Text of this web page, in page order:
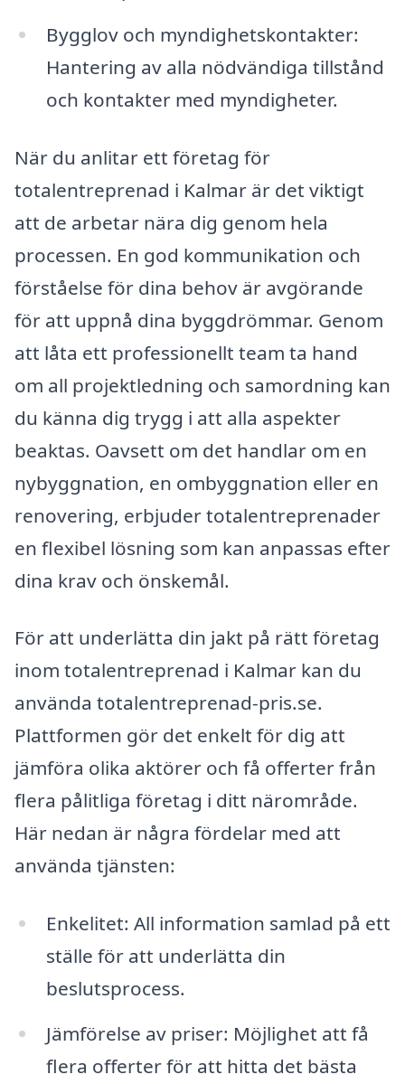
Bygglov och myndighetskontakter:
Hantering av alla nödvändiga tillstånd
och kontakter med myndigheter.
När du anlitar ett företag för
totalentreprenad i Kalmar är det viktigt
att de arbetar nära dig genom hela
processen. En god kommunikation och
förståelse för dina behov är avgörande
för att uppnå dina byggdrömmar. Genom
att låta ett professionellt team ta hand
om all projektledning och samordning kan
du känna dig trygg i att alla aspekter
beaktas. Oavsett om det handlar om en
nybyggnation, en ombyggnation eller en
renovering, erbjuder totalentreprenader
en flexibel lösning som kan anpassas efter
dina krav och önskemål.
För att underlätta din jakt på rätt företag
inom totalentreprenad i Kalmar kan du
använda totalentreprenad-pris.se.
Plattformen gör det enkelt för dig att
jämföra olika aktörer och få offerter från
flera pålitliga företag i ditt närområde.
Här nedan är några fördelar med att
använda tjänsten:
Enkelitet: All information samlad på ett
ställe för att underlätta din
beslutsprocess.
Jämförelse av priser: Möjlighet att få
flera offerter för att hitta det bästa